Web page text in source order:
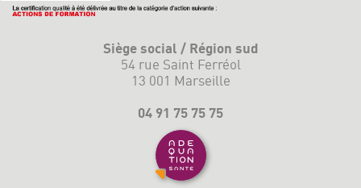
Siège social / Région sud
54 rue Saint Ferréol
13 001 Marseille
04 91 75 75 75